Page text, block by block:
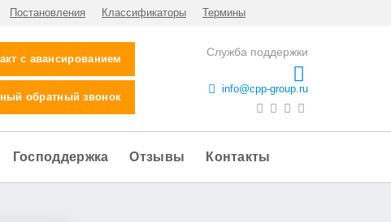
Постановления Классификаторы Термины
с авансированием
обратный звонок
Служба поддержки
info@cpp-group.ru
Господдержка Отзывы Контакты